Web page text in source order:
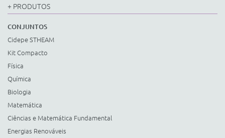
+ PRODUTOS
CONJUNTOS
Cidepe STHEAM
Kit Compacto
Física
Química
Biologia
Matemática
Ciências e Matemática Fundamental
Energias Renováveis